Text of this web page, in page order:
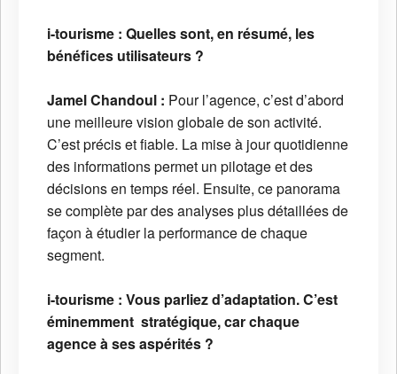
i-tourisme : Quelles sont, en résumé, les
bénéfices utilisateurs ?
Jamel Chandoul : Pour l’agence, c’est d’abord
une meilleure vision globale de son activité.
C’est précis et fiable. La mise à jour quotidienne
des informations permet un pilotage et des
décisions en temps réel. Ensuite, ce panorama
se complète par des analyses plus détaillées de
façon à étudier la performance de chaque
segment.
i-tourisme : Vous parliez d’adaptation. C’est
éminemment stratégique, car chaque
agence à ses aspérités ?